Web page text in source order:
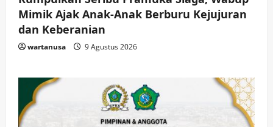
Mimik Ajak Anak-Anak Berburu Kejujuran
dan Keberanian
wartanusa 9 Agustus 2026